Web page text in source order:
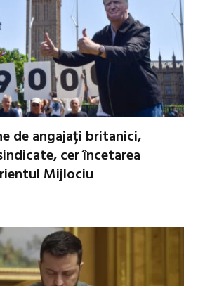
de angajați britanici,
cer încetarea
Mijlociu